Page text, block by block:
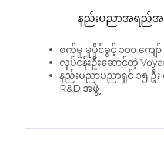
နည်းပညာအရည်အ
စက်မှု မူပိုင်ခွင့် ၁၀၀ ကျော်
လုပ်ငန်းဦးဆောင်တဲ့
နည်းပညာပညာရှင် ၁၅
R&D အဖွဲ့